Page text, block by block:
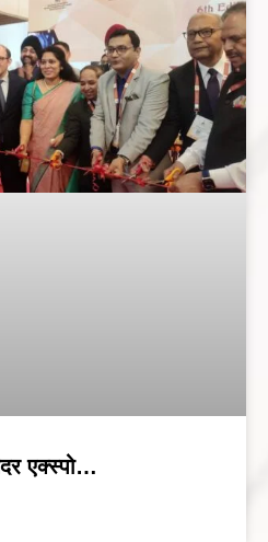
एक्स्पो…